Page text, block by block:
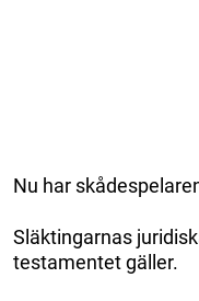
Nu har
Släktingarnas
testamentet gäller.